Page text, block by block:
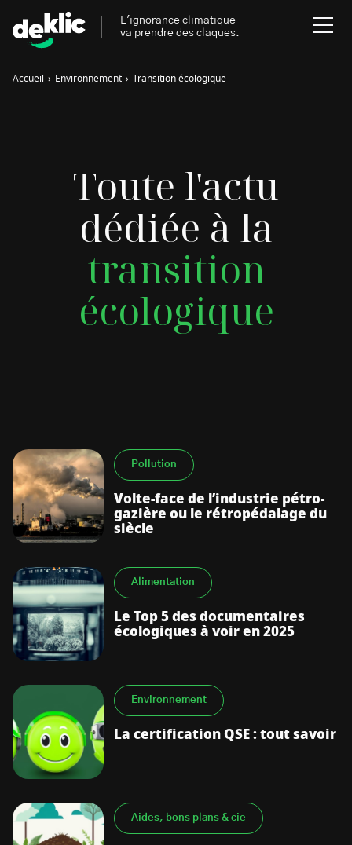
Accueil › Environnement › Transition écologique
Toute l'actu
dédiée à la
transition
écologique
Pollution
Volte-face de l’industrie pétro-
gazière ou le rétropédalage du
siècle
Alimentation
Le Top 5 des documentaires
écologiques à voir en 2025
Environnement
La certification QSE : tout savoir
Aides, bons plans & cie
L'ignorance climatique
va prendre des claques.
Aides, bons plans & cie
Énergies renouvelables
Mobilités durables
Gestes écologiques
S’abonner à la newsletter
Les mots clés les plus
recherchés sur Deklic
Transition Écologique deklic kids
interview Volte-face influenceur.se